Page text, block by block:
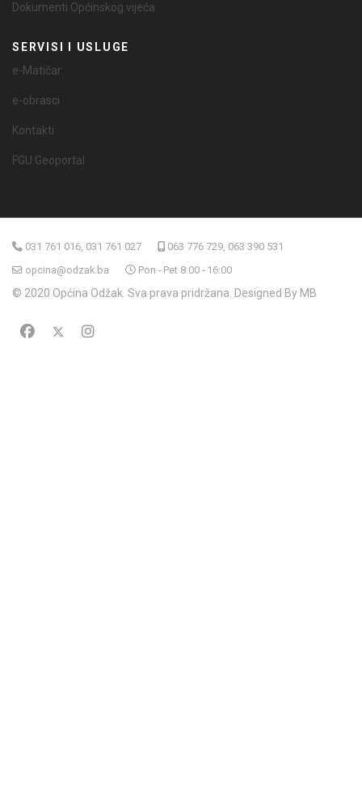
Dokumenti Općinskog vijeća
SERVISI I USLUGE
e-Matičar
e-obrasci
Kontakti
FGU Geoportal
031 761 016, 031 761 027
063 776 729, 063 390 531
opcina@odzak.ba
Pon - Pet 8:00 - 16:00
© 2020 Općina Odžak. Sva prava pridržana. Designed By MB